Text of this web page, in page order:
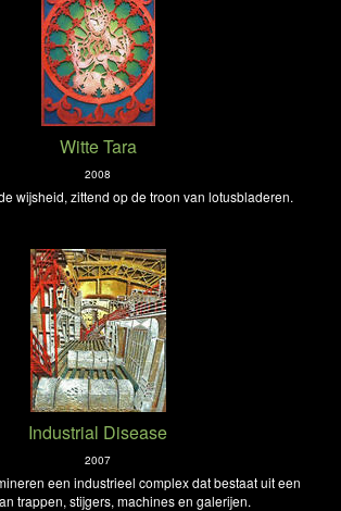
Witte Tara
2008
wijsheid, zittend op de troon van lotusbladeren.
Industrial Disease
2007
een industrieel complex dat bestaat uit een
trappen, stijgers, machines en galerijen.